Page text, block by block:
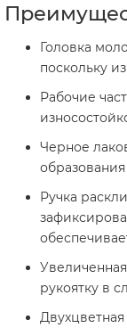
Головка
поскольку
Рабочие
Черное
Ручка
рукоятку в